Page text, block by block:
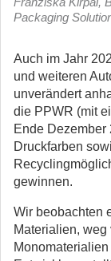
Packaging
Auch im Jahr
und weiteren
unverändert
die PPWR (mit
Ende Dezember
Druckfarben
gewinnen.
Wir beobachten
Materialien,